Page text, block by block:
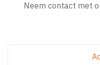
Neem contact met